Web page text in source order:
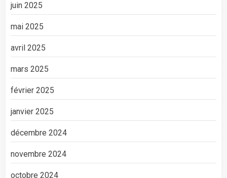
juin 2025
mai 2025
avril 2025
mars 2025
février 2025
janvier 2025
décembre 2024
novembre 2024
octobre 2024